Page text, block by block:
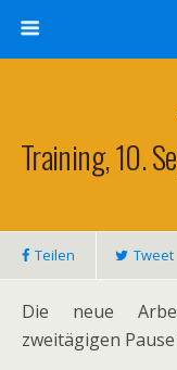
Training, 10.
Teilen Tweet
Die neue
zweitägigen